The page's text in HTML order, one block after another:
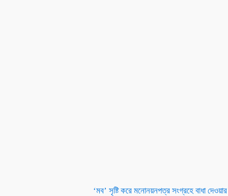
‘মব’ সৃষ্টি করে মনোনয়নপত্র সংগ্রহে বাধা